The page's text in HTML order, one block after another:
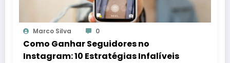
Marco Silva 0
Como Ganhar Seguidores no
Instagram: 10 Estratégias Infalíveis